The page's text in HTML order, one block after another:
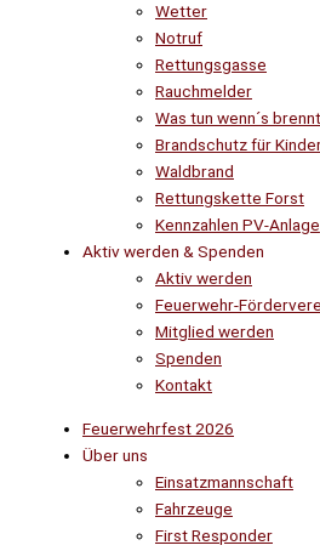
Wetter
Notruf
Rettungsgasse
Rauchmelder
Was tun wenn´s
Brandschutz für
Waldbrand
Rettungskette Forst
Kennzahlen PV-Anlage
Aktiv werden & Spenden
Aktiv werden
Feuerwehr-
Mitglied werden
Spenden
Kontakt
Feuerwehrfest 2026
Über uns
Einsatzmannschaft
Fahrzeuge
First Responder